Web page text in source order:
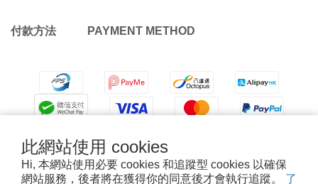
此網站使用 cookies
Hi, 本網站使用必要 cookies 和追蹤型 cookies 以確保
網站服務，後者將在獲得你的同意後才會執行追蹤。 了
付款方法 PAYMENT METHOD